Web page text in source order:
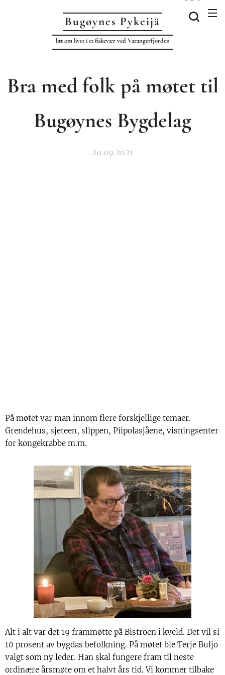
Bugøynes Pykeijä
litt om livet i et fiskevær ved Varangerfjorden
Bra med folk på møtet til
Bugøynes Bygdelag
20.09.2021
På møtet var man innom flere forskjellige temaer.
Grendehus, sjeteen, slippen, Piipolasjåene, visningsenter
for kongekrabbe m.m.
Alt i alt var det 19 frammøtte på Bistroen i kveld. Det vil si
10 prosent av bygdas befolkning. På møtet ble Terje Buljo
valgt som ny leder. Han skal fungere fram til neste
ordinære årsmøte om et halvt års tid. Vi kommer tilbake